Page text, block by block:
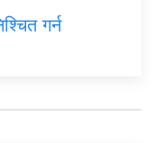
गर्न